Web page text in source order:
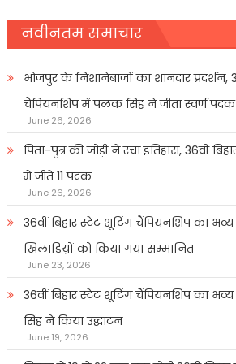
नवीनतम समाचार
भोजपुर के निशानेबाजों का शानदार प्रदर्शन,
चैंपियनशिप में पलक सिंह ने जीता स्वर्ण पदक
June 26, 2026
पिता-पुत्र की जोड़ी ने रचा इतिहास, 36वीं
में जीते 11 पदक
June 26, 2026
36वीं बिहार स्टेट शूटिंग चैंपियनशिप का
खिलाडिय़ों को किया गया सम्मानित
June 23, 2026
36वीं बिहार स्टेट शूटिंग चैंपियनशिप का
सिंह ने किया उद्घाटन
June 19, 2026